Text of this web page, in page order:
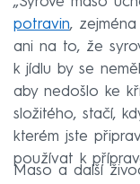
potravin,
ani na to, že
k jídlu by se
aby nedošlo ke
složitého, stačí,
kterém jste
používat k
Maso a další